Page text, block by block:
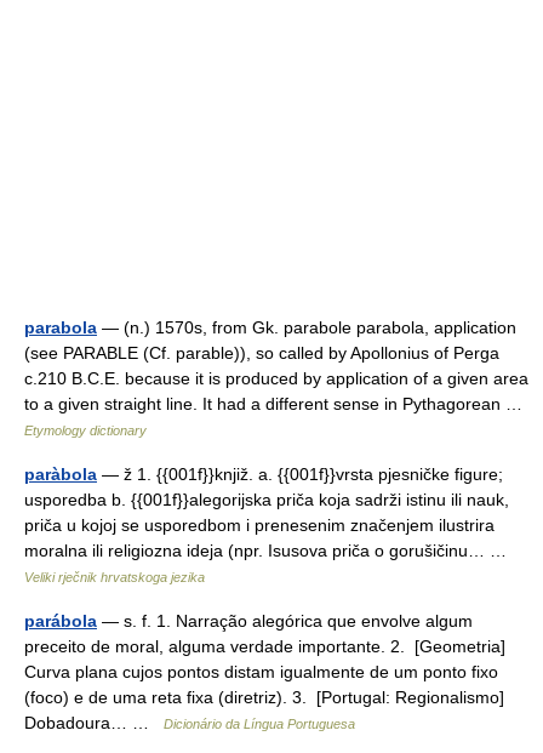
parabola — (n.) 1570s, from Gk. parabole parabola, application
(see PARABLE (Cf. parable)), so called by Apollonius of Perga
c.210 B.C.E. because it is produced by application of a given area
to a given straight line. It had a different sense in Pythagorean …
Etymology dictionary
paràbola — ž 1. {{001f}}knjiž. a. {{001f}}vrsta pjesničke figure;
usporedba b. {{001f}}alegorijska priča koja sadrži istinu ili nauk,
priča u kojoj se usporedbom i prenesenim značenjem ilustrira
moralna ili religiozna ideja (npr. Isusova priča o gorušičinu… …
Veliki rječnik hrvatskoga jezika
parábola — s. f. 1. Narração alegórica que envolve algum
preceito de moral, alguma verdade importante. 2. [Geometria]
Curva plana cujos pontos distam igualmente de um ponto fixo
(foco) e de uma reta fixa (diretriz). 3. [Portugal: Regionalismo]
Dobadoura… …
Dicionário da Língua Portuguesa